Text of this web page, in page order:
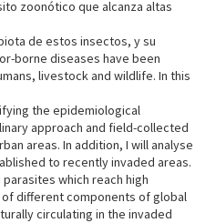
zoonótico que alcanza altas
de estos insectos, y su
borne diseases have been
livestock and wildlife. In this
the epidemiological
approach and field-collected
areas. In addition, I will analyse
to recently invaded areas.
which reach high
different components of global
circulating in the invaded